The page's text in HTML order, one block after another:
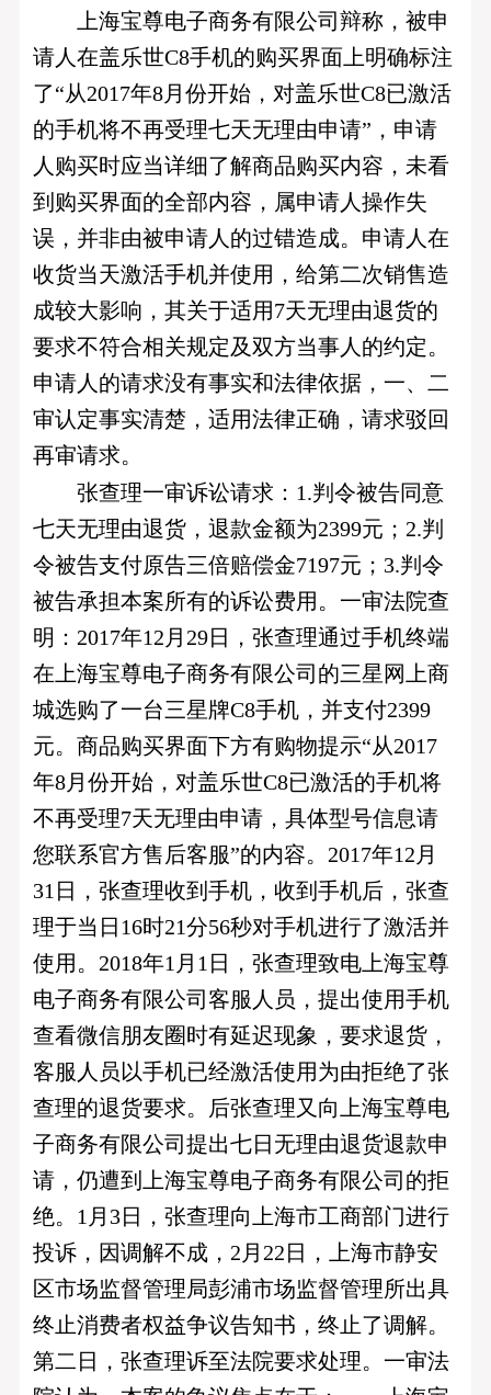
上海宝尊电子商务有限公司辩称，被申
请人在盖乐世C8手机的购买界面上明确标注
了“从2017年8月份开始，对盖乐世C8已激活
的手机将不再受理七天无理由申请”，申请
人购买时应当详细了解商品购买内容，未看
到购买界面的全部内容，属申请人操作失
误，并非由被申请人的过错造成。申请人在
收货当天激活手机并使用，给第二次销售造
成较大影响，其关于适用7天无理由退货的
要求不符合相关规定及双方当事人的约定。
申请人的请求没有事实和法律依据，一、二
审认定事实清楚，适用法律正确，请求驳回
再审请求。
张查理一审诉讼请求：1.判令被告同意
七天无理由退货，退款金额为2399元；2.判
令被告支付原告三倍赔偿金7197元；3.判令
被告承担本案所有的诉讼费用。一审法院查
明：2017年12月29日，张查理通过手机终端
在上海宝尊电子商务有限公司的三星网上商
城选购了一台三星牌C8手机，并支付2399
元。商品购买界面下方有购物提示“从2017
年8月份开始，对盖乐世C8已激活的手机将
不再受理7天无理由申请，具体型号信息请
您联系官方售后客服”的内容。2017年12月
31日，张查理收到手机，收到手机后，张查
理于当日16时21分56秒对手机进行了激活并
使用。2018年1月1日，张查理致电上海宝尊
电子商务有限公司客服人员，提出使用手机
查看微信朋友圈时有延迟现象，要求退货，
客服人员以手机已经激活使用为由拒绝了张
查理的退货要求。后张查理又向上海宝尊电
子商务有限公司提出七日无理由退货退款申
请，仍遭到上海宝尊电子商务有限公司的拒
绝。1月3日，张查理向上海市工商部门进行
投诉，因调解不成，2月22日，上海市静安
区市场监督管理局彭浦市场监督管理所出具
终止消费者权益争议告知书，终止了调解。
第二日，张查理诉至法院要求处理。一审法